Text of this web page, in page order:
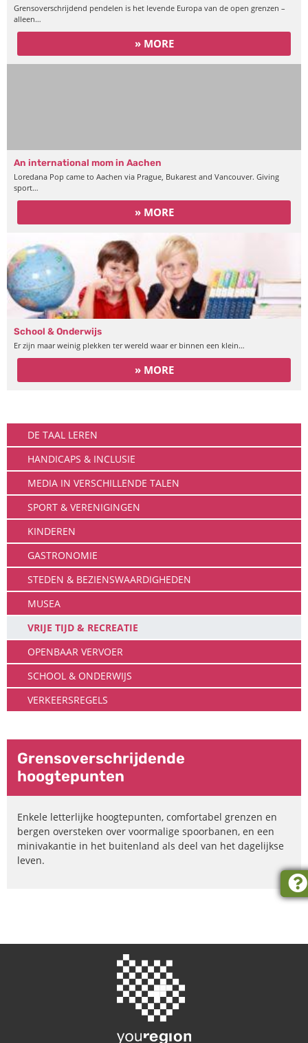
Grensoverschrijdend pendelen is het levende Europa van de open grenzen –
alleen…
» MORE
An international mom in Aachen
Loredana Pop came to Aachen via Prague, Bukarest and Vancouver. Giving
sport…
» MORE
School & Onderwijs
Er zijn maar weinig plekken ter wereld waar er binnen een klein…
» MORE
DE TAAL LEREN
HANDICAPS & INCLUSIE
MEDIA IN VERSCHILLENDE TALEN
SPORT & VERENIGINGEN
KINDEREN
GASTRONOMIE
STEDEN & BEZIENSWAARDIGHEDEN
MUSEA
VRIJE TIJD & RECREATIE
OPENBAAR VERVOER
SCHOOL & ONDERWIJS
VERKEERSREGELS
Grensoverschrijdende
hoogtepunten
Enkele letterlijke hoogtepunten, comfortabel grenzen en
bergen oversteken over voormalige spoorbanen, en een
minivakantie in het buitenland als deel van het dagelijkse
leven.